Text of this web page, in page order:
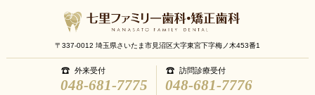
〒337-0012 埼玉県さいたま市見沼区大字東宮下字梅ノ木453番1
外来受付
048-681-7775
訪問診療受付
048-681-7776